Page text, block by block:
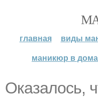
главная виды
маникюр в
Оказалось,